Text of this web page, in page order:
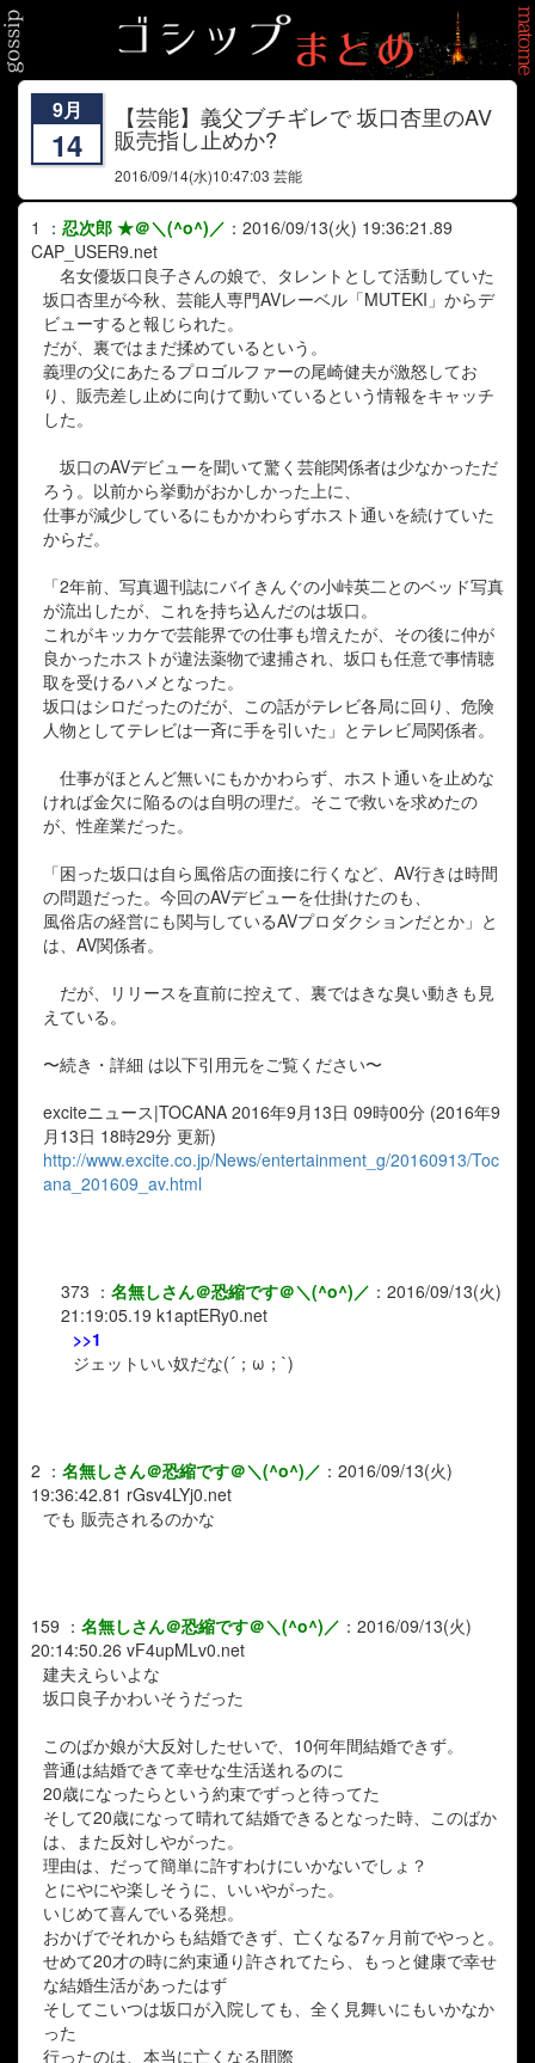
9月
14
【芸能】義父ブチギレで 坂口杏里のAV
販売指し止めか?
2016/09/14(水)10:47:03 芸能
1 ： 忍次郎 ★＠＼(^o^)／ ： 2016/09/13(火) 19:36:21.89
CAP_USER9.net
名女優坂口良子さんの娘で、タレントとして活動していた
坂口杏里が今秋、芸能人専門AVレーベル「MUTEKI」からデ
ビューすると報じられた。
だが、裏ではまだ揉めているという。
義理の父にあたるプロゴルファーの尾崎健夫が激怒してお
り、販売差し止めに向けて動いているという情報をキャッチ
した。
坂口のAVデビューを聞いて驚く芸能関係者は少なかっただ
ろう。以前から挙動がおかしかった上に、
仕事が減少しているにもかかわらずホスト通いを続けていた
からだ。
「2年前、写真週刊誌にバイきんぐの小峠英二とのベッド写真
が流出したが、これを持ち込んだのは坂口。
これがキッカケで芸能界での仕事も増えたが、その後に仲が
良かったホストが違法薬物で逮捕され、坂口も任意で事情聴
取を受けるハメとなった。
坂口はシロだったのだが、この話がテレビ各局に回り、危険
人物としてテレビは一斉に手を引いた」とテレビ局関係者。
仕事がほとんど無いにもかかわらず、ホスト通いを止めな
ければ金欠に陥るのは自明の理だ。そこで救いを求めたの
が、性産業だった。
「困った坂口は自ら風俗店の面接に行くなど、AV行きは時間
の問題だった。今回のAVデビューを仕掛けたのも、
風俗店の経営にも関与しているAVプロダクションだとか」と
は、AV関係者。
だが、リリースを直前に控えて、裏ではきな臭い動きも見
えている。
〜続き・詳細 は以下引用元をご覧ください〜
exciteニュース|TOCANA 2016年9月13日 09時00分 (2016年9
月13日 18時29分 更新)
http://www.excite.co.jp/News/entertainment_g/20160913/Toc
ana_201609_av.html
373 ： 名無しさん＠恐縮です＠＼(^o^)／ ： 2016/09/13(火)
21:19:05.19 k1aptERy0.net
>>1
ジェットいい奴だな(´；ω；`)
2 ： 名無しさん＠恐縮です＠＼(^o^)／ ： 2016/09/13(火)
19:36:42.81 rGsv4LYj0.net
でも 販売されるのかな
159 ： 名無しさん＠恐縮です＠＼(^o^)／ ： 2016/09/13(火)
20:14:50.26 vF4upMLv0.net
建夫えらいよな
坂口良子かわいそうだった
このばか娘が大反対したせいで、10何年間結婚できず。
普通は結婚できて幸せな生活送れるのに
20歳になったらという約束でずっと待ってた
そして20歳になって晴れて結婚できるとなった時、このばか
は、また反対しやがった。
理由は、だって簡単に許すわけにいかないでしょ？
とにやにや楽しそうに、いいやがった。
いじめて喜んでいる発想。
おかげでそれからも結婚できず、亡くなる7ヶ月前でやっと。
せめて20才の時に約束通り許されてたら、もっと健康で幸せ
な結婚生活があったはず
そしてこいつは坂口が入院しても、全く見舞いにもいかなか
った
行ったのは、本当に亡くなる間際